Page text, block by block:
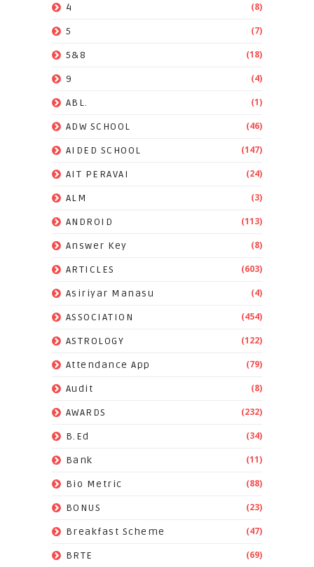
4 (8)
5 (7)
5&8 (18)
9 (4)
ABL. (1)
ADW SCHOOL (46)
AIDED SCHOOL (147)
AIT PERAVAI (24)
ALM (3)
ANDROID (113)
Answer Key (8)
ARTICLES (603)
Asiriyar Manasu (4)
ASSOCIATION (454)
ASTROLOGY (122)
Attendance App (79)
Audit (8)
AWARDS (232)
B.Ed (34)
Bank (11)
Bio Metric (88)
BONUS (23)
Breakfast Scheme (47)
BRTE (69)